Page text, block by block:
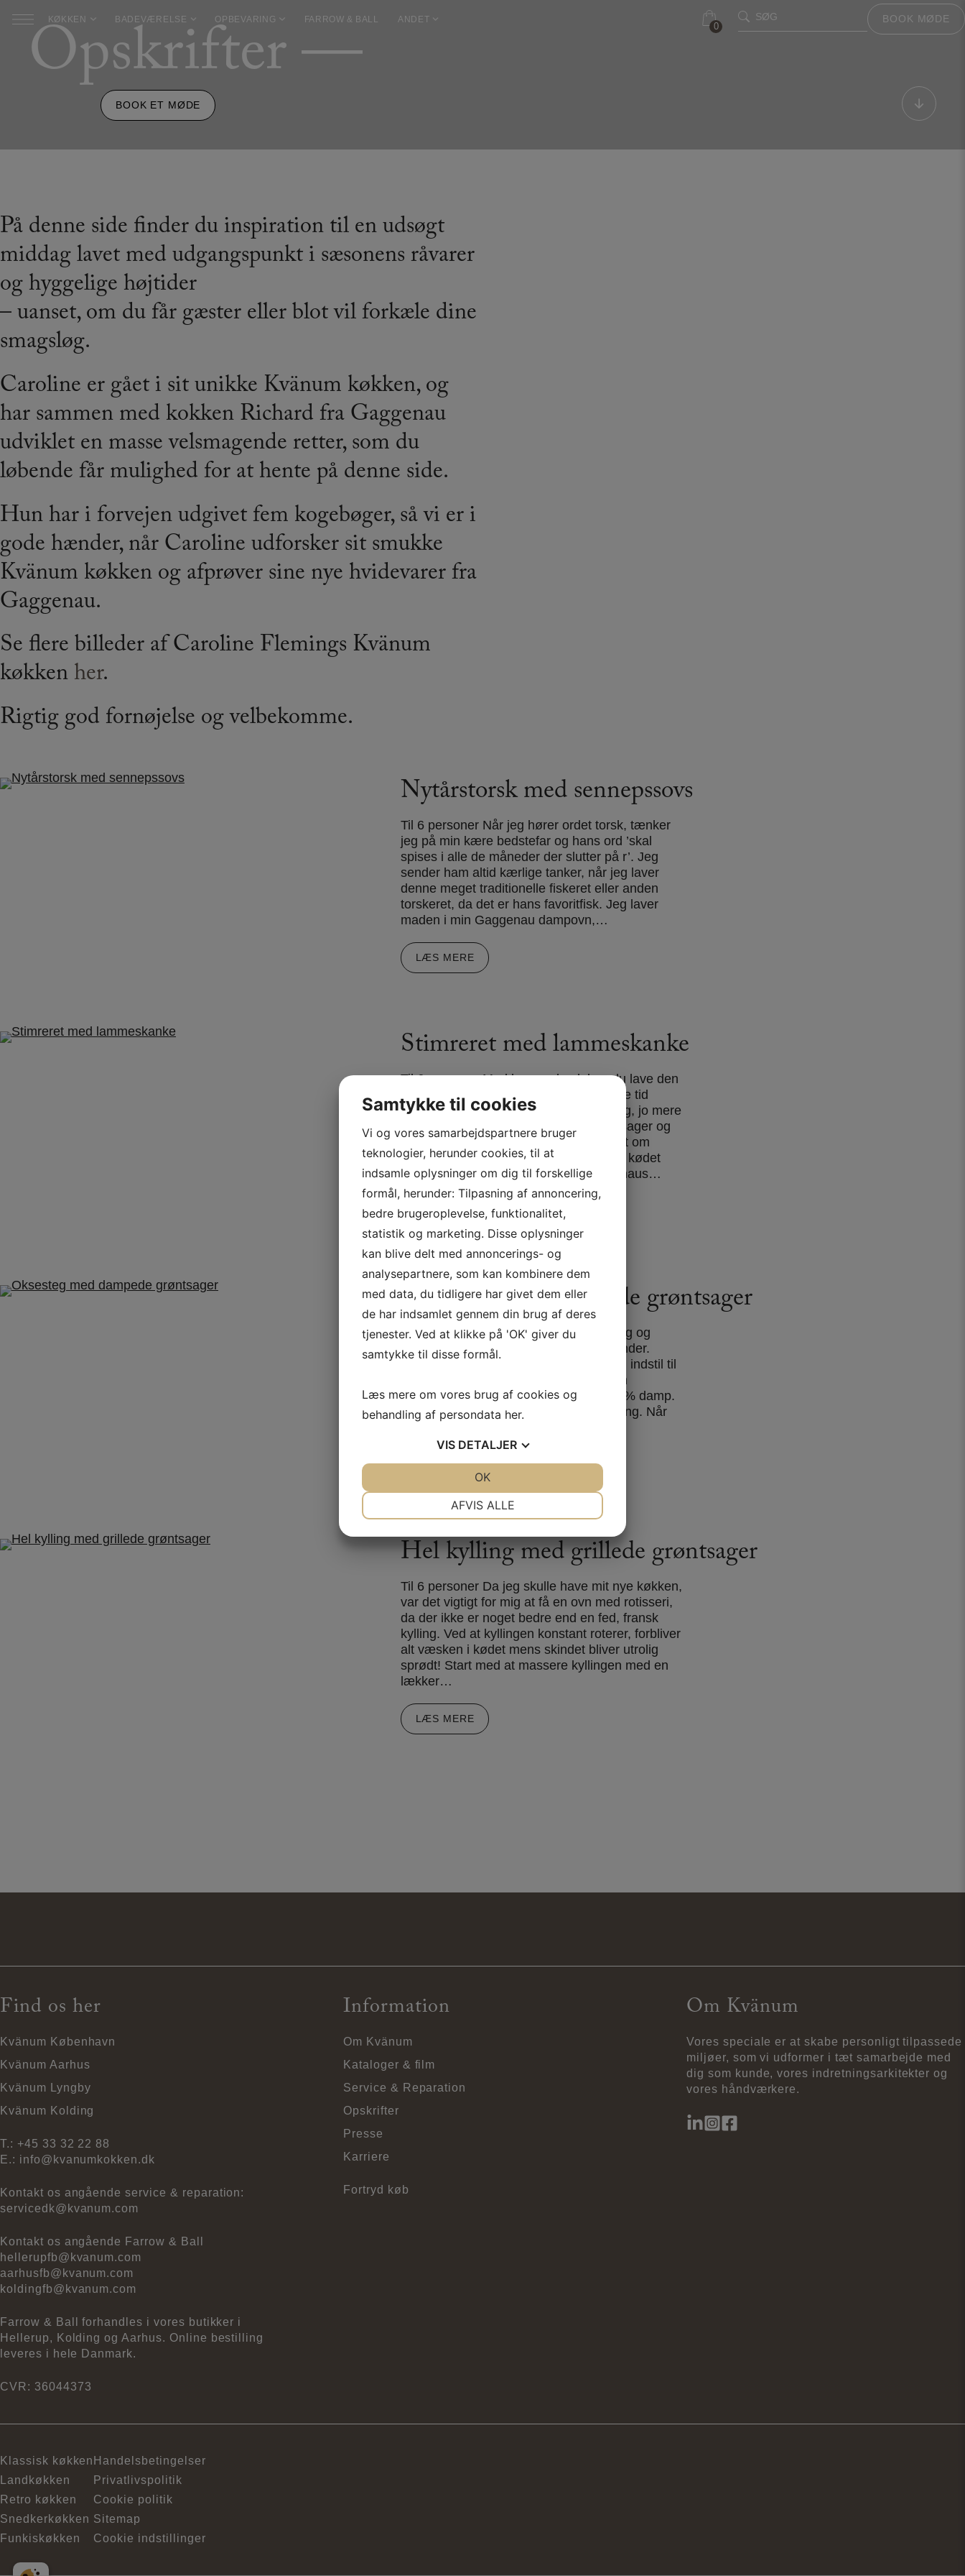
KØKKEN BADEVÆRELSE OPBEVARING FARROW & BALL ANDET
0
0
SØG BOOK MØDE
Opskrifter
BOOK ET MØDE
På denne side finder du inspiration til en udsøgt
middag lavet med udgangspunkt i sæsonens råvarer
og hyggelige højtider
– uanset, om du får gæster eller blot vil forkæle dine
smagsløg.
Caroline er gået i sit unikke Kvänum køkken, og
har sammen med kokken Richard fra Gaggenau
udviklet en masse velsmagende retter, som du
løbende får mulighed for at hente på denne side.
Hun har i forvejen udgivet fem kogebøger, så vi er i
gode hænder, når Caroline udforsker sit smukke
Kvänum køkken og afprøver sine nye hvidevarer fra
Gaggenau.
Se flere billeder af Caroline Flemings Kvänum
køkkenher.
Rigtig god fornøjelse og velbekomme.
Nytårstorsk med sennepssovs
Til 6 personer Når jeg hører ordet torsk, tænker
jeg på min kære bedstefar og hans ord ’skal
spises i alle de måneder der slutter på r’. Jeg
sender ham altid kærlige tanker, når jeg laver
denne meget traditionelle fiskeret eller anden
torskeret, da det er hans favoritfisk. Jeg laver
maden i min Gaggenau dampovn,…
LÆS MERE
Stimreret med lammeskanke
Til 6 personer Med lammeskank kan du lave den
mest velsmagende simreret! Jo længere tid
retten får lov til at stå og simre under låg, jo mere
smag kommer der fra sæsonens grøntsager og
de store lammeskanke. Starter du tidligt om
morgenen, bliver skankene så møre, at kødet
selv glider af benet! Jeg bruger Gaggenaus…
LÆS MERE
Oksesteg med dampede grøntsager
Til 4 personer Start med at salte din steg og
placer den på en rist med bageplade under.
Indsæt termometer i midten af kødet og indstil til
58 grader. Placer kødet i bunden af den
forvarmede ovn ved 120 grader og 100% damp.
Jeg bruger Gaggenaus program Roasting. Når
LÆS MERE
Hel kylling med grillede grøntsager
Til 6 personer Da jeg skulle have mit nye køkken,
var det vigtigt for mig at få en ovn med rotisseri,
da der ikke er noget bedre end en fed, fransk
kylling. Ved at kyllingen konstant roterer, forbliver
alt væsken i kødet mens skindet bliver utrolig
sprødt! Start med at massere kyllingen med en
lækker…
LÆS MERE
Find os her
Kvänum København
Kvänum Aarhus
Kvänum Lyngby
Kvänum Kolding
T.: +45 33 32 22 88
E.: info@kvanumkokken.dk
Kontakt os angående service & reparation:
servicedk@kvanum.com
Kontakt os angående Farrow & Ball
hellerupfb@kvanum.com
aarhusfb@kvanum.com
koldingfb@kvanum.com
Farrow & Ball forhandles i vores butikker i
Hellerup, Kolding og Aarhus. Online bestilling
leveres i hele Danmark.
CVR: 36044373
Information
Om Kvänum
Kataloger & film
Service & Reparation
Opskrifter
Presse
Karriere
Fortryd køb
Om Kvänum
Vores speciale er at skabe personligt tilpassede
miljøer, som vi udformer i tæt samarbejde med
dig som kunde, vores indretningsarkitekter og
vores håndværkere.
Klassisk køkken
Landkøkken
Retro køkken
Snedkerkøkken
Funkiskøkken
Handelsbetingelser
Privatlivspolitik
Cookie politik
Sitemap
Cookie indstillinger
Samtykke til cookies
Vi og vores samarbejdspartnere bruger
teknologier, herunder cookies, til at
indsamle oplysninger om dig til forskellige
formål, herunder: Tilpasning af annoncering,
bedre brugeroplevelse, funktionalitet,
statistik og marketing. Disse oplysninger
kan blive delt med annoncerings- og
analysepartnere, som kan kombinere dem
med data, du tidligere har givet dem eller
de har indsamlet gennem din brug af deres
tjenester. Ved at klikke på 'OK' giver du
samtykke til disse formål.
Læs mere om vores brug af cookies og
behandling af persondata her.
VIS DETALJER
MARKETING STATISTIK
AFVIS ALLE
OK